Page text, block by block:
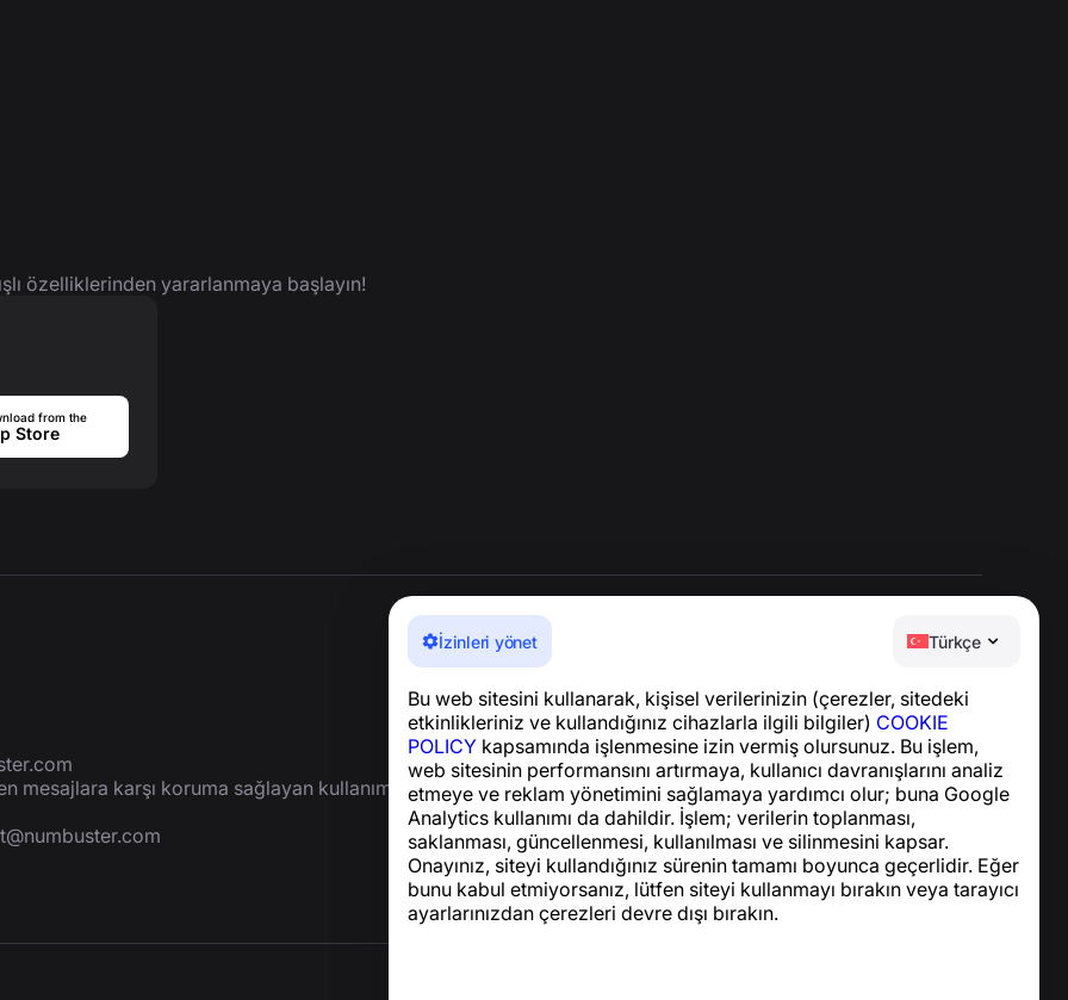
İzinleri yönet Türkçe
Bu web sitesini kullanarak, kişisel verilerinizin (çerezler, sitedeki
etkinlikleriniz ve kullandığınız cihazlarla ilgili bilgiler) COOKIE
POLICY kapsamında işlenmesine izin vermiş olursunuz. Bu işlem,
web sitesinin performansını artırmaya, kullanıcı davranışlarını analiz
etmeye ve reklam yönetimini sağlamaya yardımcı olur; buna Google
Analytics kullanımı da dahildir. İşlem; verilerin toplanması,
saklanması, güncellenmesi, kullanılması ve silinmesini kapsar.
Onayınız, siteyi kullandığınız sürenin tamamı boyunca geçerlidir. Eğer
bunu kabul etmiyorsanız, lütfen siteyi kullanmayı bırakın veya tarayıcı
ayarlarınızdan çerezleri devre dışı bırakın.
özelliklerinden yararlanmaya başlayın!
from the
Store
mesajlara karşı koruma sağlayan kullanımı
Haberler ve Makaleler
Proje hakkında
İletişim